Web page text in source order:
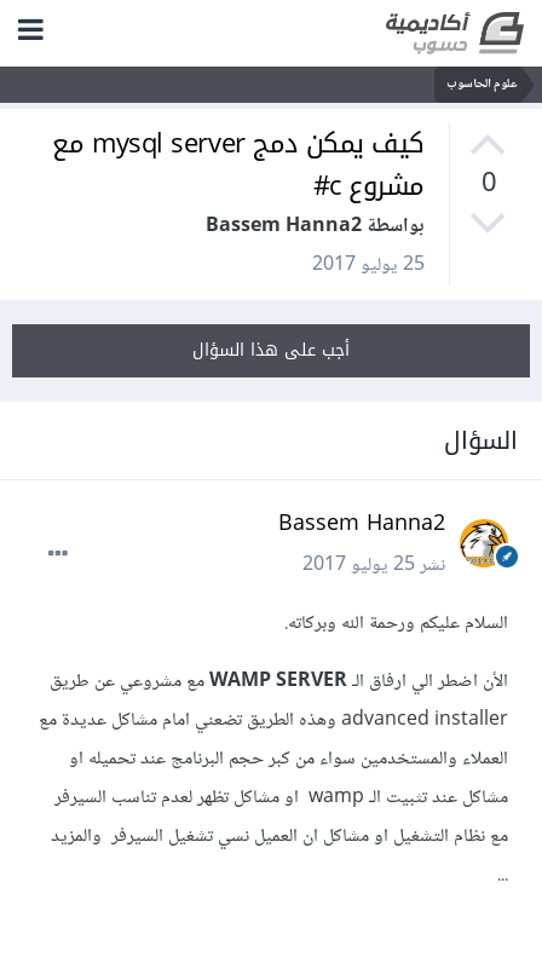
علوم الحاسوب
0
كيف يمكن دمج mysql server مع
مشروع c#
بواسطة Bassem Hanna2
25 يوليو 2017
أجب على هذا السؤال
السؤال
Bassem Hanna2
نشر25 يوليو 2017
السلام عليكم ورحمة الله وبركاته.
الأن اضطر الي ارفاق الـWAMP SERVERمع مشروعي عن طريق
advanced installer وهذه الطريق تضعني امام مشاكل عديدة مع
العملاء والمستخدمين سواء من كبر حجم البرنامج عند تحميله او
مشاكل عند تثبيت الـ wamp او مشاكل تظهر لعدم تناسب السيرفر
مع نظام التشغيل او مشاكل ان العميل نسي تشغيل السيرفر والمزيد
...